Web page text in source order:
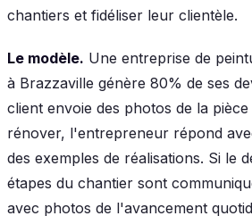
chantiers et fidéliser leur clientèle.
Le modèle. Une entreprise de
à Brazzaville génère 80% de ses
client envoie des photos de la
rénover, l'entrepreneur répond
des exemples de réalisations. Si le
étapes du chantier sont
avec photos de l'avancement